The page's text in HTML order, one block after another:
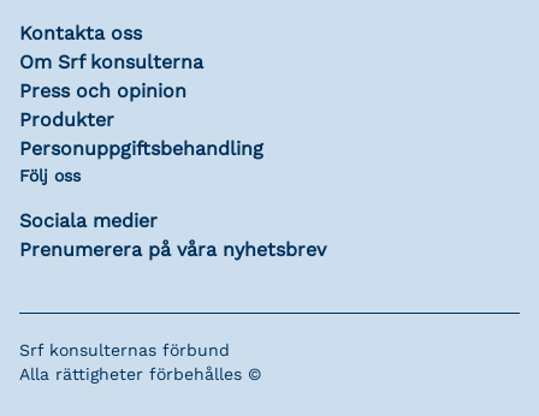
Kontakta oss
Om Srf konsulterna
Press och opinion
Produkter
Personuppgiftsbehandling
Följ oss
Sociala medier
Prenumerera på våra nyhetsbrev
Srf konsulternas förbund
Alla rättigheter förbehålles ©